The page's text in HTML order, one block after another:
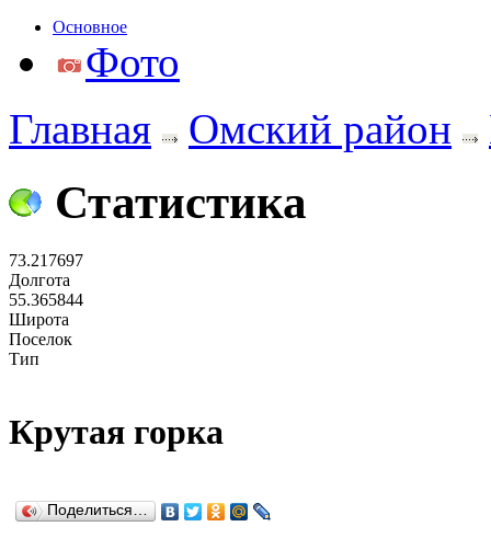
Основное
Фото
Главная
Омский район
Статистика
73.217697
Долгота
55.365844
Широта
Поселок
Тип
Крутая горка
Поделиться…